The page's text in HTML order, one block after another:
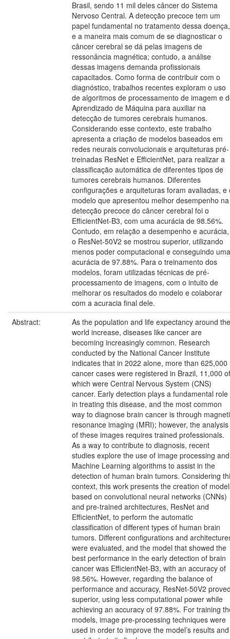
Brasil, sendo 11 mil deles câncer do Sistema
Nervoso Central. A detecção precoce tem um
papel fundamental no tratamento dessa doença,
e a maneira mais comum de se diagnosticar o
câncer cerebral se dá pelas imagens de
ressonância magnética; contudo, a análise
dessas imagens demanda profissionais
capacitados. Como forma de contribuir com o
diagnóstico, trabalhos recentes exploram o uso
de algoritmos de processamento de imagem e
Aprendizado de Máquina para auxiliar na
detecção de tumores cerebrais humanos.
Considerando esse contexto, este trabalho
apresenta a criação de modelos baseados em
redes neurais convolucionais e arquiteturas pré-
treinadas ResNet e EfficientNet, para realizar a
classificação automática de diferentes tipos de
tumores cerebrais humanos. Diferentes
configurações e arquiteturas foram avaliadas, e
modelo que apresentou melhor desempenho na
detecção precoce do câncer cerebral foi o
EfficientNet-B3, com uma acurácia de 98.56%.
Contudo, em relação a desempenho e acurácia,
o ResNet-50V2 se mostrou superior, utilizando
menos poder computacional e conseguindo uma
acurácia de 97.88%. Para o treinamento dos
modelos, foram utilizadas técnicas de pré-
processamento de imagens, com o intuito de
melhorar os resultados do modelo e colaborar
com a acuracia final dele.
Abstract:
As the population and life expectancy around the
world increase, diseases like cancer are
becoming increasingly common. Research
conducted by the National Cancer Institute
indicates that in 2022 alone, more than 625,000
cancer cases were registered in Brazil, 11,000 of
which were Central Nervous System (CNS)
cancer. Early detection plays a fundamental role
in treating this disease, and the most common
way to diagnose brain cancer is through
resonance imaging (MRI); however, the analysis
of these images requires trained professionals.
As a way to contribute to diagnosis, recent
studies explore the use of image processing and
Machine Learning algorithms to assist in the
detection of human brain tumors. Considering
context, this work presents the creation of
based on convolutional neural networks (CNNs)
and pre-trained architectures, ResNet and
EfficientNet, to perform the automatic
classification of different types of human brain
tumors. Different configurations and
were evaluated, and the model that showed the
best performance in the early detection of brain
cancer was EfficientNet-B3, with an accuracy of
98.56%. However, regarding the balance of
performance and accuracy, ResNet-50V2
superior, using less computational power while
achieving an accuracy of 97.88%. For training
models, image pre-processing techniques were
used in order to improve the model’s results and